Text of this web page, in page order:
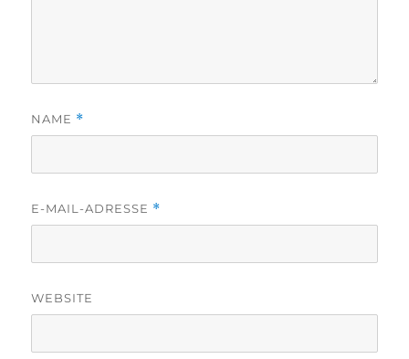
NAME *
E-MAIL-ADRESSE *
WEBSITE